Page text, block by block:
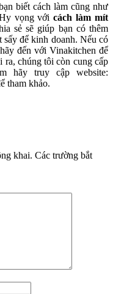
biết cách làm cũng như
Hy vọng vớicách làm mít
sẻ sẽ giúp bạn có thêm
để kinh doanh. Nếu có
đến với Vinakitchen để
chúng tôi còn cung cấp
hãy truy cập website:
tham khảo.
khai. Các trường bắt